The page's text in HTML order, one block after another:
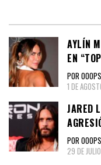
AYLÍN
EN
POR
1 DE
JARED
POR
29 DE